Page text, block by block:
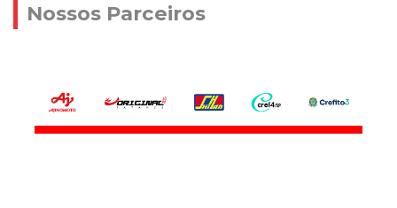
Nossos Parceiros